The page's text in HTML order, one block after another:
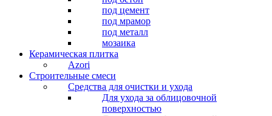
под цемент
под мрамор
под металл
мозаика
Керамическая плитка
Azori
Строительные смеси
Средства для очистки и ухода
Для ухода за облицовочной
поверхностью